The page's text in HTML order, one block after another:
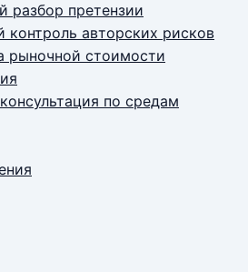
разбор претензии
контроль авторских рисков
рыночной стоимости
по средам